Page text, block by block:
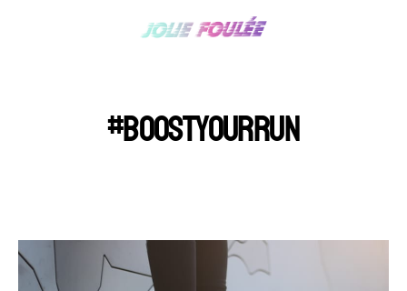
#BOOSTYOURRUN